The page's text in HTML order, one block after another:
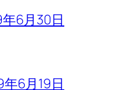
年6月30日
年6月19日